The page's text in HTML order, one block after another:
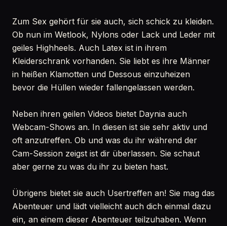
Zum Sex gehört für sie auch, sich schick zu kleiden.
Ob nun im Wetlook, Nylons oder Lack und Leder mit
geiles Highheels. Auch Latex ist in ihrem
Kleiderschrank vorhanden. Sie liebt es ihre Männer
in heißen Klamotten und Dessous einzuheizen
bevor die Hüllen wieder fallengelassen werden.
Neben ihren geilen Videos bietet Daynia auch
Webcam-Shows an. In diesen ist sie sehr aktiv und
oft anzutreffen. Ob und was du ihr während der
Cam-Session zeigst ist dir überlassen. Sie schaut
aber gerne zu was du ihr zu bieten hast.
Übrigens bietet sie auch Usertreffen an! Sie mag das
Abenteuer und lädt vielleicht auch dich einmal dazu
ein, an einem dieser Abenteuer teilzuhaben. Wenn